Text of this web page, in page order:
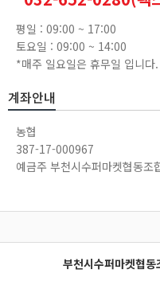
평일 : 09:00 ~ 17:00
토요일 : 09:00 ~ 14:00
*매주 일요일은 휴무일 입니다.
계좌안내
농협
387-17-000967
예금주 부천시수퍼마켓협동조
부천시수퍼마켓협동